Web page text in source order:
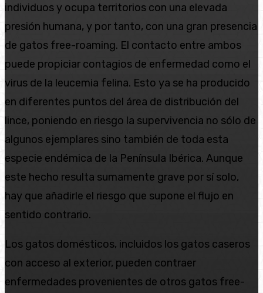
individuos y ocupa territorios con una elevada
presión humana, y por tanto, con una gran presencia
de gatos free-roaming. El contacto entre ambos
puede propiciar contagios de enfermedad como el
virus de la leucemia felina. Esto ya se ha producido
en diferentes puntos del área de distribución del
lince, poniendo en riesgo la supervivencia no sólo de
algunos ejemplares sino también de toda esta
especie endémica de la Península Ibérica. Aunque
este hecho resulta sumamente grave por sí solo,
hay que añadirle el riesgo que supone el flujo en
sentido contrario.
Los gatos domésticos, incluidos los gatos caseros
con acceso al exterior, pueden contraer
enfermedades provenientes de otros gatos free-